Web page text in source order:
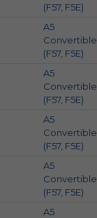
(F57, F5E)
A5
Convertible
(F57, F5E)
A5
Convertible
(F57, F5E)
A5
Convertible
(F57, F5E)
A5
Convertible
(F57, F5E)
A5